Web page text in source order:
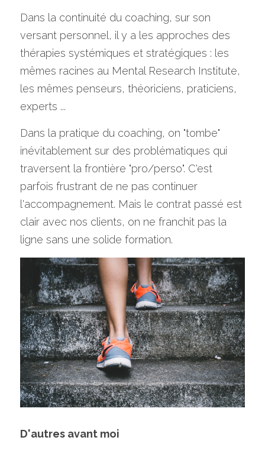
Dans la continuité du coaching, sur son
versant personnel, il y a les approches des
thérapies systémiques et stratégiques : les
mêmes racines au Mental Research Institute,
les mêmes penseurs, théoriciens, praticiens,
experts ...
Dans la pratique du coaching, on "tombe"
inévitablement sur des problématiques qui
traversent la frontière "pro/perso". C'est
parfois frustrant de ne pas continuer
l'accompagnement. Mais le contrat passé est
clair avec nos clients, on ne franchit pas la
ligne sans une solide formation.
D'autres avant moi